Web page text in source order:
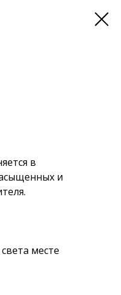
в
и
месте